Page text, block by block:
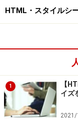
HTML・スタイルシ
1
【
イズ